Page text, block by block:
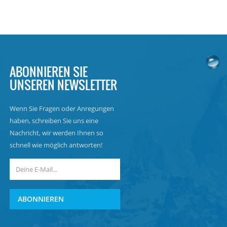
ABONNIEREN SIE
UNSEREN NEWSLETTER
Wenn Sie Fragen oder Anregungen
haben, schreiben Sie uns eine
Nachricht, wir werden Ihnen so
schnell wie möglich antworten!
ABONNIEREN